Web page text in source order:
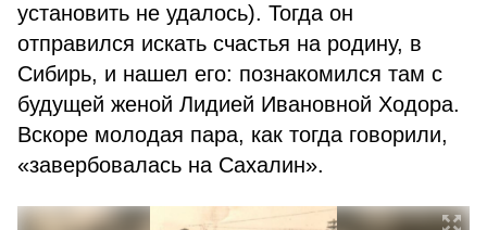
установить не удалось). Тогда он
отправился искать счастья на родину, в
Сибирь, и нашел его: познакомился там с
будущей женой Лидией Ивановной Ходора.
Вскоре молодая пара, как тогда говорили,
«завербовалась на Сахалин».